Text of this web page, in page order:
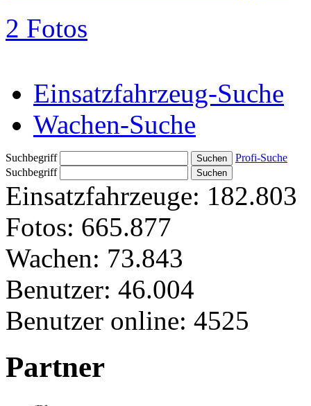
2 Fotos
Einsatzfahrzeug-Suche
Wachen-Suche
Suchbegriff
Profi-Suche
Suchbegriff
Einsatzfahrzeuge: 182.803
Fotos: 665.877
Wachen: 73.843
Benutzer: 46.004
Benutzer online: 4525
Partner